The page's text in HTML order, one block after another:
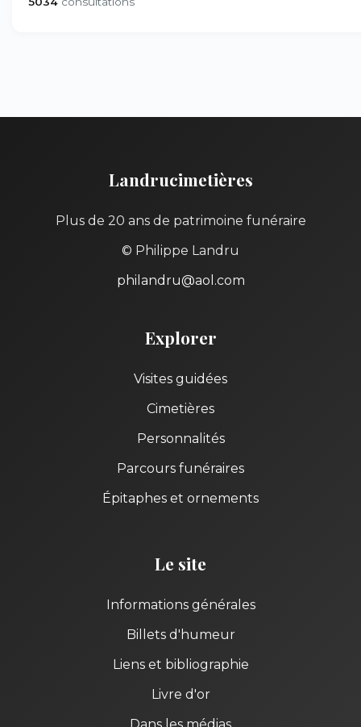
Landrucimetières
Plus de 20 ans de patrimoine funéraire
© Philippe Landru
philandru@aol.com
Explorer
Visites guidées
Cimetières
Personnalités
Parcours funéraires
Épitaphes et ornements
Le site
Informations générales
Billets d'humeur
Liens et bibliographie
Livre d'or